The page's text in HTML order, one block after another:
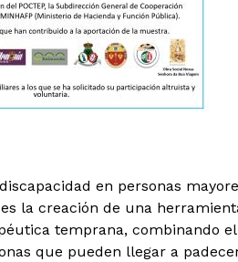
en personas
la creación de una
temprana, combinando
que pueden llegar a